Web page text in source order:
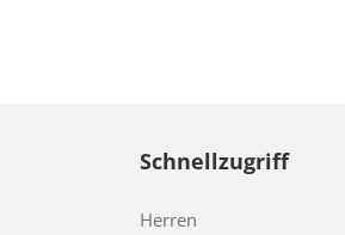
Schnellzugriff
Herren